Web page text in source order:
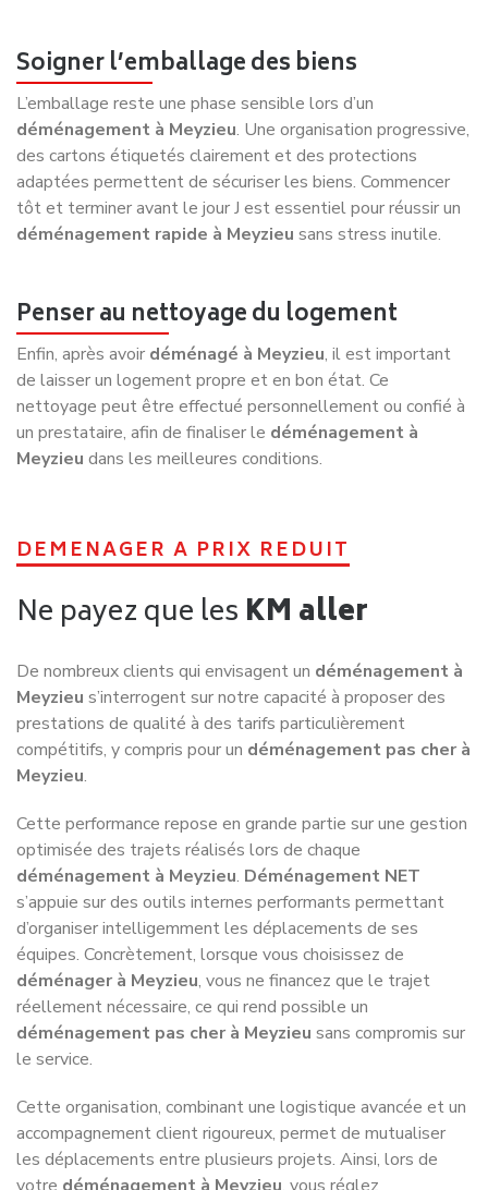
Réponse très rapide
Une question spécifique ?
Déménagez sans accroc !
Les erreurs à éviter lors de votre
déménagement à Meyzieu
Organiser undéménagement à Meyzieudemande de la
préparation et de l’anticipation. Même si l’idée de
déménager à Meyzieu peut sembler simple, certaines
erreurs courantes peuvent compliquer le processus,
augmenter les coûts ou générer du stress inutile. Pour un
déménagement pas cher à Meyzieu et efficace, il est
essentiel de connaître ces pièges et de les éviter.
1. Ne pas planifier suffisamment à
l’avance